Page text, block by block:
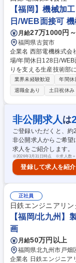
せた独自システム「訪
募集職種 【福岡】ア
率◎
【福岡】機械加
日/WEB面接可
月給27万1000円
福岡県古賀市
企業名 西部電機株式会社 求人名 【福岡】機械加工★スタンダード
場/年間休日128日/WEB面接可 仕事の内容 【業務内容
りを支える生産技術部
産の強みを活かし、精
【業務詳細】■各事業
メインです。図面をも
れ】■まずは当社の設
にスタートします。経
の経験を活かしつつ、当
【福岡】機械加工★ス
業界未経験歓迎 年間休
退職金あり
土日祝休み
非公開求人 は
ご登録いただくと、約
非公開求人からご希望
求人をご紹介します。
※2026年3月31日時点 ※求人数
登録して求人を紹
正社員
日鉄エンジニアリ
【福岡/北九州】
画
月給50万円以上
福岡県北九州市戸畑
企業名 日鉄エンジニアリング株式会社 求人